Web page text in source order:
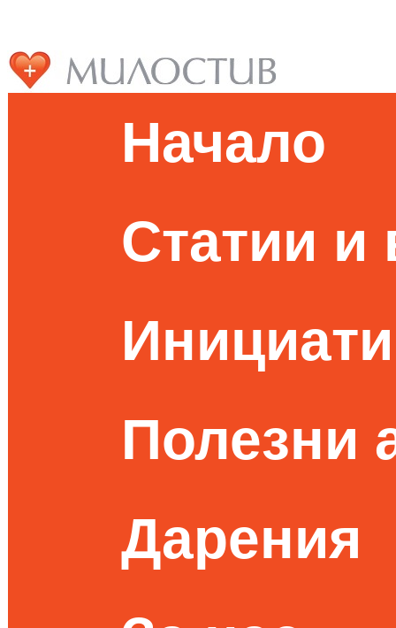
Начало
Статии и
Полезни
Дарения